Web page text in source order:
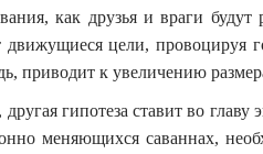
как друзья и враги
движущиеся цели, провоцируя
приводит к увеличению
гипотеза ставит во
меняющихся саваннах,